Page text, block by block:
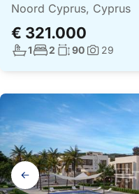
Noord Cyprus, Cyprus
€ 321.000
Aantal badkamers:
1Aantal slaapkamers:
2 Woonoppervlakte:
90Foto's:
29
Galerij
navigatie